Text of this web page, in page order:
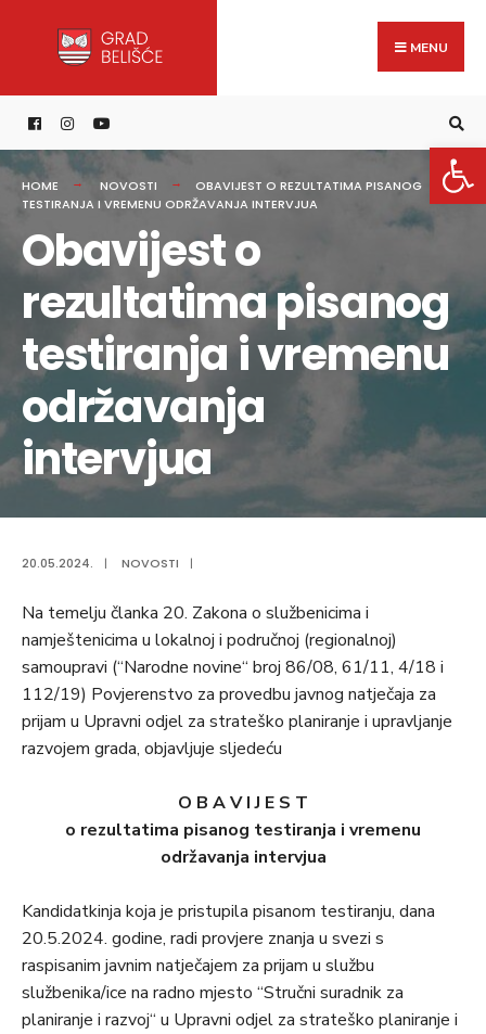
content
MENU
HOME NOVOSTI
OBAVIJEST O REZULTATIMA PISANOG
TESTIRANJA I VREMENU ODRŽAVANJA INTERVJUA
Obavijest o
rezultatima pisanog
testiranja i vremenu
održavanja
intervjua
20.05.2024. | NOVOSTI |
Na temelju članka 20. Zakona o službenicima i
namještenicima u lokalnoj i područnoj (regionalnoj)
samoupravi (“Narodne novine“ broj 86/08, 61/11, 4/18 i
112/19) Povjerenstvo za provedbu javnog natječaja za
prijam u Upravni odjel za strateško planiranje i upravljanje
razvojem grada, objavljuje sljedeću
O B A V I J E S T
o rezultatima pisanog testiranja i vremenu
održavanja intervjua
Kandidatkinja koja je pristupila pisanom testiranju, dana
20.5.2024. godine, radi provjere znanja u svezi s
raspisanim javnim natječajem za prijam u službu
službenika/ice na radno mjesto “Stručni suradnik za
planiranje i razvoj“ u Upravni odjel za strateško planiranje i
for: